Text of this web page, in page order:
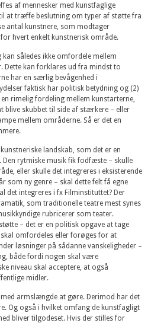
af mennesker med kunstfaglige
at træffe beslutning om typer af støtte fra
antal kunstnere, som modtager
hvert enkelt kunstnerisk område.
således ikke omfordele mellem
Dette kan forklares ud fra mindst to
har en særlig bevågenhed i
faktisk har politisk betydning og (2)
rimelig fordeling mellem kunstarterne,
blive skubbet til side af stærkere – eller
mellem områderne. Så er det en
landskab, som det er en
rytmiske musik fik fodfæste – skulle
eller skulle det integreres i eksisterende
som ny genre – skal dette felt få egne
det integreres i fx Filminstituttet? Der
som traditionelle teatre mest synes
rubricerer som teater.
– det er en politisk opgave at tage
omfordeles eller forøges for at
løsninger på sådanne vanskeligheder –
både fordi nogen skal være
niveau skal acceptere, at også
midler.
armslængde at gøre. Derimod har det
Og også i hvilket omfang de kunstfagligt
bliver tilgodeset. Hvis der stilles for